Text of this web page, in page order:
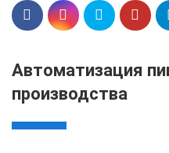
Автоматизация
производства